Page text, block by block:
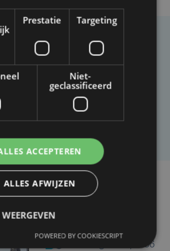
opgemerkt?
of schrijffout opgemerkt in dit
artikel?
het ons weten
do 6 augustus | 14:36
Prestatie Targeting
Niet-
geclassificeerd
ACCEPTEREN
ALLES AFWIJZEN
POWERED BY COOKIESCRIPT